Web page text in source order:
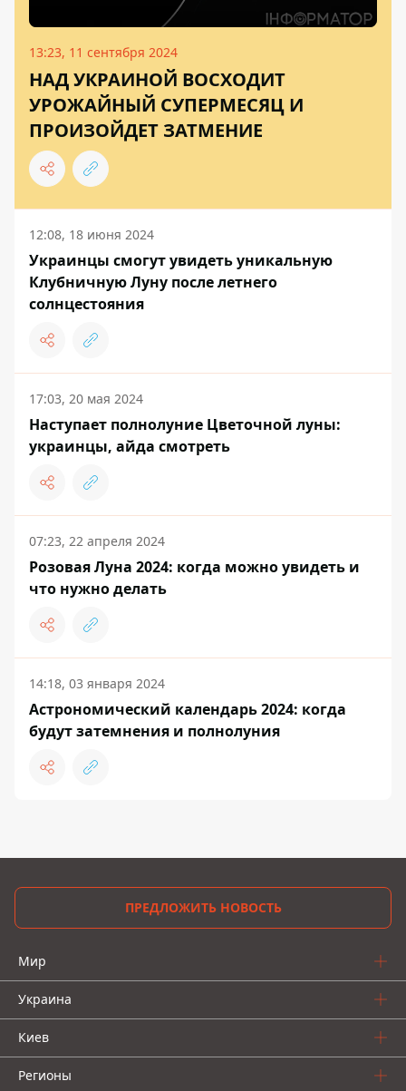
13:23, 11 сентября 2024
НАД УКРАИНОЙ ВОСХОДИТ
УРОЖАЙНЫЙ СУПЕРМЕСЯЦ И
ПРОИЗОЙДЕТ ЗАТМЕНИЕ
12:08, 18 июня 2024
Украинцы смогут увидеть уникальную
Клубничную Луну после летнего
солнцестояния
17:03, 20 мая 2024
Наступает полнолуние Цветочной луны:
украинцы, айда смотреть
07:23, 22 апреля 2024
Розовая Луна 2024: когда можно увидеть и
что нужно делать
14:18, 03 января 2024
Астрономический календарь 2024: когда
будут затемнения и полнолуния
ПРЕДЛОЖИТЬ НОВОСТЬ
Мир
Украина
Киев
Регионы